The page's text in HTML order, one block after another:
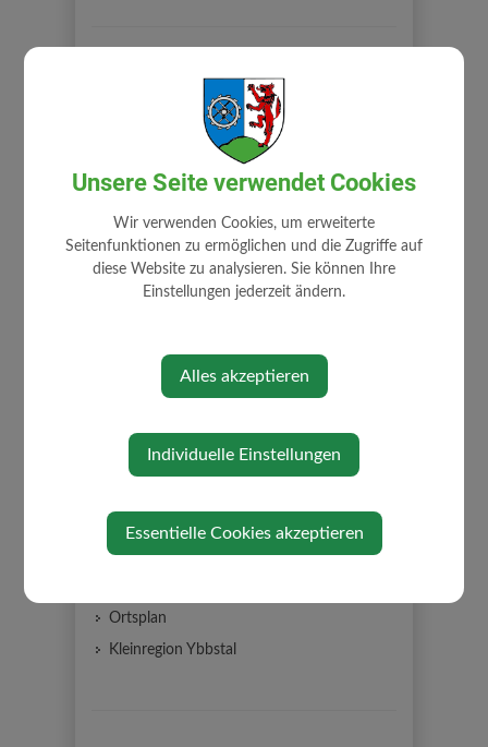
Mitarbeiter
Stellenangebote
Fundamt
Gemeindehaus
Impressum
Datenschutz
Gemeindeeinrichtungen
Partnergemeinde
Über die Gemeinde
Ortsplan
Kleinregion Ybbstal
Unsere Seite verwendet Cookies
Wir verwenden Cookies, um erweiterte
Seitenfunktionen zu ermöglichen und die Zugriffe auf
diese Website zu analysieren. Sie können Ihre
Einstellungen jederzeit ändern.
Alles akzeptieren
Individuelle Einstellungen
Essentielle Cookies akzeptieren